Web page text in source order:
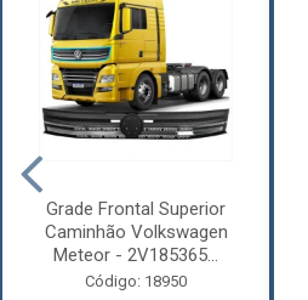
Grade Frontal Superior
Caminhão Volkswagen
Meteor - 2V185365...
Código: 18950